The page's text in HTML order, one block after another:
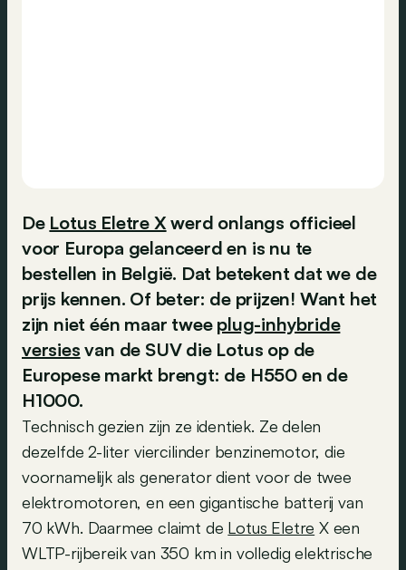
De Lotus Eletre X werd onlangs officieel
voor Europa gelanceerd en is nu te
bestellen in België. Dat betekent dat we de
prijs kennen. Of beter: de prijzen! Want het
zijn niet één maar twee plug-inhybride
versies van de SUV die Lotus op de
Europese markt brengt: de H550 en de
H1000.
Technisch gezien zijn ze identiek. Ze delen
dezelfde 2-liter viercilinder benzinemotor, die
voornamelijk als generator dient voor de twee
elektromotoren, en een gigantische batterij van
70 kWh. Daarmee claimt de Lotus Eletre X een
WLTP-rijbereik van 350 km in volledig elektrische